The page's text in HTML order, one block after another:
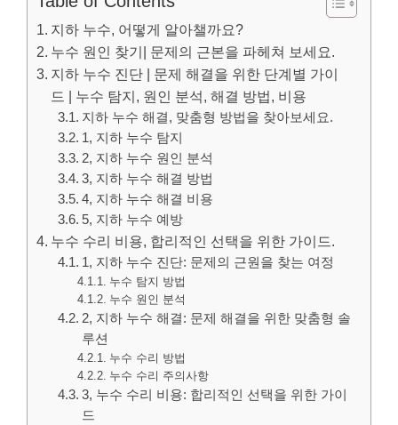
지하 누수, 어떻게 알아챌까요?
누수 원인 찾기| 문제의 근본을 파헤쳐 보세요.
지하 누수 진단 | 문제 해결을 위한 단계별 가이
드 | 누수 탐지, 원인 분석, 해결 방법, 비용
지하 누수 해결, 맞춤형 방법을 찾아보세요.
1, 지하 누수 탐지
2, 지하 누수 원인 분석
3, 지하 누수 해결 방법
4, 지하 누수 해결 비용
5, 지하 누수 예방
누수 수리 비용, 합리적인 선택을 위한 가이드.
1, 지하 누수 진단: 문제의 근원을 찾는 여정
누수 탐지 방법
누수 원인 분석
2, 지하 누수 해결: 문제 해결을 위한 맞춤형 솔
루션
누수 수리 방법
누수 수리 주의사항
3, 누수 수리 비용: 합리적인 선택을 위한 가이
드